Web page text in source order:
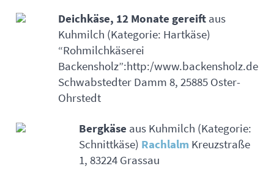
Deichkäse, 12 Monate gereift aus
Kuhmilch (Kategorie: Hartkäse)
“Rohmilchkäserei
Backensholz”:http:/www.backensholz.de
Schwabstedter Damm 8, 25885 Oster-
Ohrstedt
Bergkäse aus Kuhmilch (Kategorie:
Schnittkäse) Rachlalm Kreuzstraße
1, 83224 Grassau